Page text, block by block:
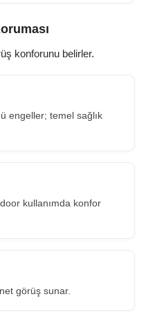
konforunu belirler.
engeller; temel sağlık
kullanımda konfor
görüş sunar.